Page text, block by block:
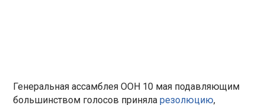
Генеральная ассамблея ООН 10 мая подавляющим
большинством голосов приняларезолюцию,